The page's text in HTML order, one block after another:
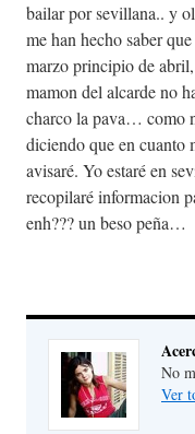
bailar por sevillana.. y
me han hecho saber
marzo principio de
mamon del alcarde no
charco la pava… como
diciendo que en cuanto
avisaré. Yo estaré en
recopilaré informacion
enh??? un beso peña…
No
Ver